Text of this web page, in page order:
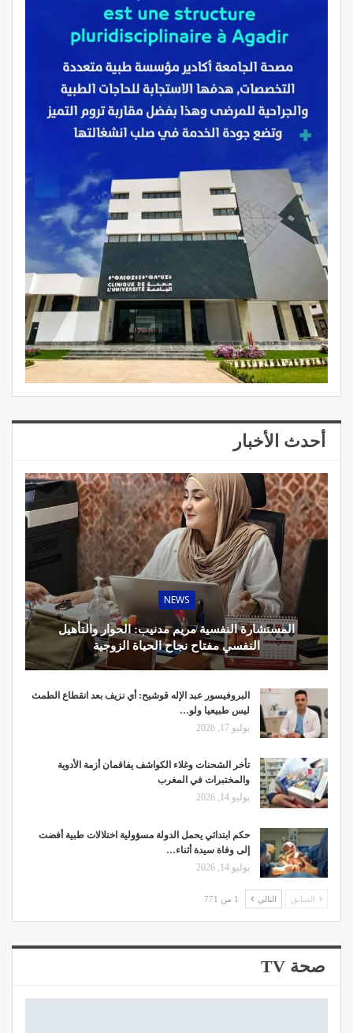
أحدث الأخبار
NEWS
المستشارة النفسية مريم مدنيب: الحوار والتأهيل
النفسي مفتاح نجاح الحياة الزوجية
البروفيسور عبد الإله قوشيح: أي نزيف بعد انقطاع الطمث
ليس طبيعيا ولو…
يوليو 17, 2026
تأخر الشحنات وغلاء الكواشف يفاقمان أزمة الأدوية
والمختبرات في المغرب
يوليو 14, 2026
حكم ابتدائي يحمل الدولة مسؤولية اختلالات طبية أفضت
إلى وفاة سيدة أثناء…
يوليو 14, 2026
السابق التالي 1 من 771
صحة TV